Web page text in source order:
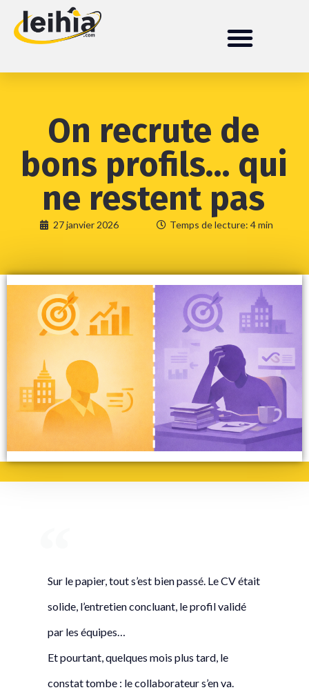
On recrute de
bons profils… qui
ne restent pas
27 janvier 2026 Temps de lecture: 4 min
Sur le papier, tout s’est bien passé. Le CV était
solide, l’entretien concluant, le profil validé
par les équipes…
Et pourtant, quelques mois plus tard, le
constat tombe : le collaborateur s’en va.